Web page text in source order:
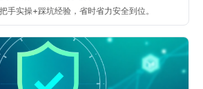
手实操+踩坑经验，省时省力安全到位。